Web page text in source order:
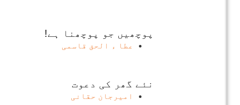
پوچھیں جو پوچھنا ہے!
عطا ء الحق قاسمی
نئے گھر کی دعوت
امیرجان حقانی